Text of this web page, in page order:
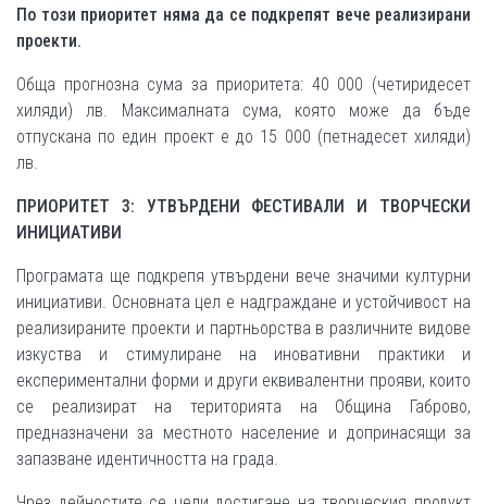
По този приоритет няма да се подкрепят вече реализирани
проекти.
Обща прогнозна сума за приоритета: 40 000 (четиридесет
хиляди) лв. Максималната сума, която може да бъде
отпускана по един проект е до 15 000 (петнадесет хиляди)
лв.
ПРИОРИТЕТ 3: УТВЪРДЕНИ ФЕСТИВАЛИ И ТВОРЧЕСКИ
ИНИЦИАТИВИ
Програмата ще подкрепя утвърдени вече значими културни
инициативи. Основната цел е надграждане и устойчивост на
реализираните проекти и партньорства в различните видове
изкуства и стимулиране на иновативни практики и
експериментални форми и други еквивалентни прояви, които
се реализират на територията на Община Габрово,
предназначени за местното население и допринасящи за
запазване идентичността на града.